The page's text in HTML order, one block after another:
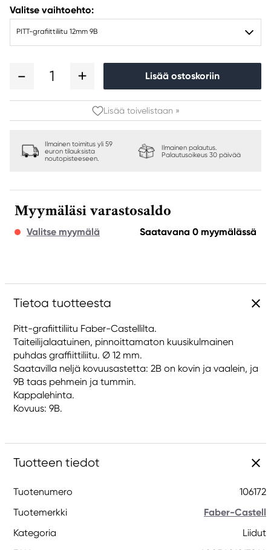
Valitse vaihtoehto:
PITT-grafiittiliitu 12mm 9B
1 Lisää ostoskoriin
Lisää toivelistaan »
Ilmainen toimitus yli 59
euron tilauksista
noutopisteeseen.
Ilmainen palautus.
Palautusoikeus 30 päivää
Myymäläsi varastosaldo
Valitse myymälä Saatavana 0 myymälässä
Tietoa tuotteesta
Pitt-grafiittiliitu Faber-Castellilta.
Taiteilijalaatuinen, pinnoittamaton kuusikulmainen
puhdas graffiittiliitu. Ø 12 mm.
Saatavilla neljä kovuusastetta: 2B on kovin ja vaalein, ja
9B taas pehmein ja tummin.
Kappalehinta.
Kovuus: 9B.
Tuotteen tiedot
Tuotenumero
106172
Tuotemerkki
Faber-Castell
Kategoria
Liidut